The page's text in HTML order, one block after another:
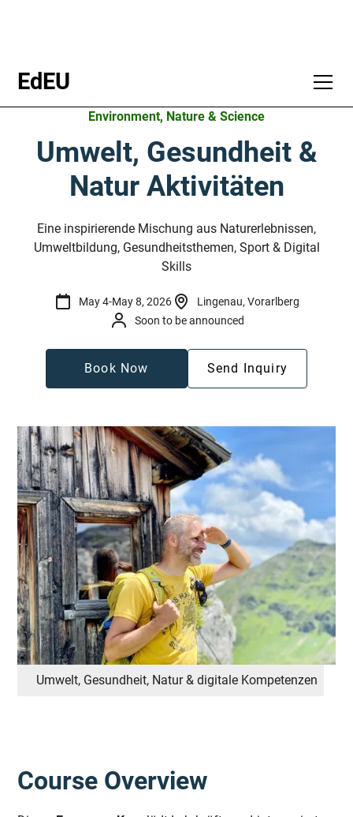
EdEU
Environment, Nature & Science
Umwelt, Gesundheit &
Natur Aktivitäten
Eine inspirierende Mischung aus Naturerlebnissen,
Umweltbildung, Gesundheitsthemen, Sport & Digital
Skills
May 4-May 8, 2026
Lingenau, Vorarlberg
Soon to be announced
Book Now Send Inquiry
Umwelt, Gesundheit, Natur & digitale Kompetenzen
Course Overview